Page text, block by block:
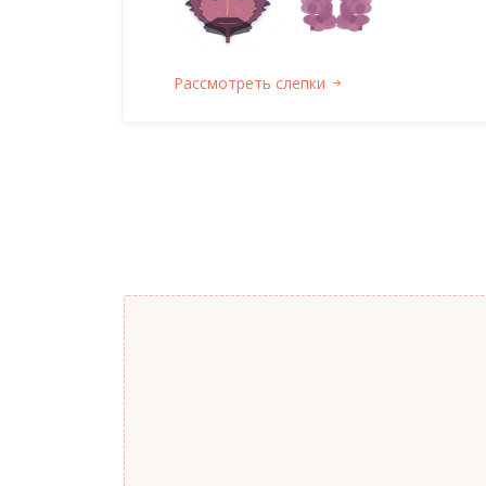
Рассмотреть слепки